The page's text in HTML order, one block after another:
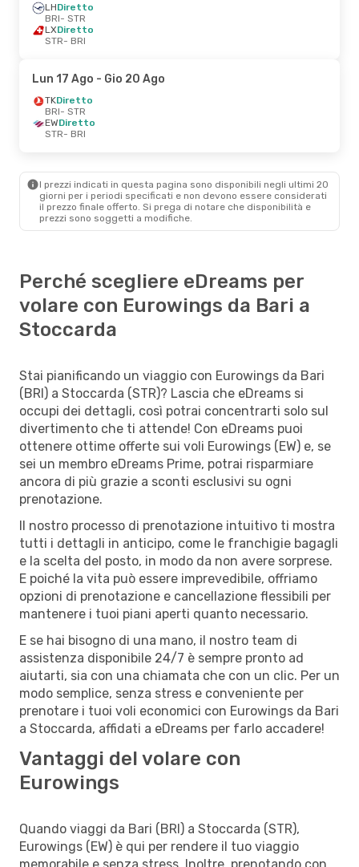
LHDiretto
BRI- STR
LXDiretto
STR- BRI
Lun 17 Ago - Gio 20 Ago
TKDiretto
BRI- STR
EWDiretto
STR- BRI
I prezzi indicati in questa pagina sono disponibili negli ultimi 20
giorni per i periodi specificati e non devono essere considerati
il ​​prezzo finale offerto. Si prega di notare che disponibilità e
prezzi sono soggetti a modifiche.
Perché scegliere eDreams per
volare con Eurowings da Bari a
Stoccarda
Stai pianificando un viaggio con Eurowings da Bari
(BRI) a Stoccarda (STR)? Lascia che eDreams si
occupi dei dettagli, così potrai concentrarti solo sul
divertimento che ti attende! Con eDreams puoi
ottenere ottime offerte sui voli Eurowings (EW) e, se
sei un membro eDreams Prime, potrai risparmiare
ancora di più grazie a sconti esclusivi su ogni
prenotazione.
Il nostro processo di prenotazione intuitivo ti mostra
tutti i dettagli in anticipo, come le franchigie bagagli
e la scelta del posto, in modo da non avere sorprese.
E poiché la vita può essere imprevedibile, offriamo
opzioni di prenotazione e cancellazione flessibili per
mantenere i tuoi piani aperti quanto necessario.
E se hai bisogno di una mano, il nostro team di
assistenza disponibile 24/7 è sempre pronto ad
aiutarti, sia con una chiamata che con un clic. Per un
modo semplice, senza stress e conveniente per
prenotare i tuoi voli economici con Eurowings da Bari
a Stoccarda, affidati a eDreams per farlo accadere!
Vantaggi del volare con
Eurowings
Quando viaggi da Bari (BRI) a Stoccarda (STR),
Eurowings (EW) è qui per rendere il tuo viaggio